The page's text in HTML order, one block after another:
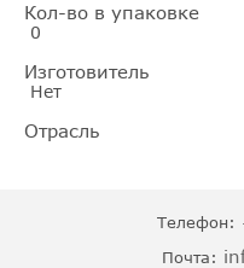
Кол-во в упаковке
0
Изготовитель
Нет
Отрасль
Телефон:
Почта: